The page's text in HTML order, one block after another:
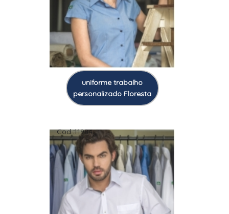
uniforme trabalho
personalizado Floresta
Cod.:11984